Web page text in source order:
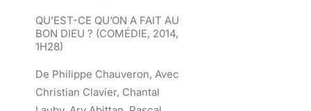
QU’EST-CE QU’ON A FAIT AU
BON DIEU ? (COMÉDIE, 2014,
1H28)
De Philippe Chauveron, Avec
Christian Clavier, Chantal